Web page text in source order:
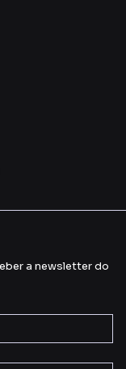
a newsletter do